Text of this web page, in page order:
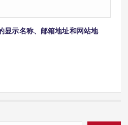
显示名称、邮箱地址和网站地